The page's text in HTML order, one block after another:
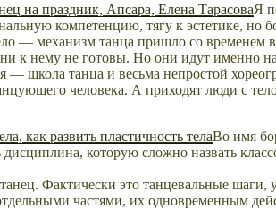
Я
компетенцию, тягу к эстетике, но
— механизм танца пришло со временем
к нему не готовы. Но они идут именно
школа танца и весьма непростой
человека. А приходят люди с
Во имя
которую сложно назвать
Фактически это танцевальные шаги,
частями, их одновременным